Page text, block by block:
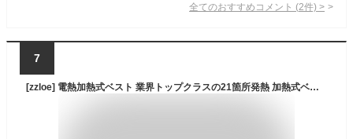
全てのおすすめコメント (2件) >
7
[zzloe] 電熱加熱式ベスト 業界トップクラスの21箇所発熱 加熱式ベスト 電熱ジャケット ヒーターベスト ヒートジャケット 前後独立温度設定 40000mAhモバイルバッテリ付き 長時間連続使用 防寒 速暖 USB給電 三段階温度調節 水洗い可能 加熱服 男女兼用 キャンプ バイク ゴルフ スキー 現場作業 アウトドア ツーリング 防寒着 防寒服 メンズ レディース（L）